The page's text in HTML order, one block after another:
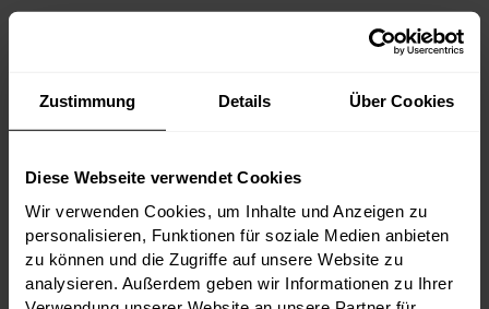
Zustimmung Details Über Cookies
Diese Webseite verwendet Cookies
Wir verwenden Cookies, um Inhalte und Anzeigen zu
personalisieren, Funktionen für soziale Medien anbieten
zu können und die Zugriffe auf unsere Website zu
analysieren. Außerdem geben wir Informationen zu Ihrer
eingetroffen und die Bewertungen sind
der ganz großen Jahrgänge der Weine wird.
sondern auch am Markt wird der Jahrgang
10% über unserem Allokationsangebot
gehandelt. Es heißt also schnell sein um
sich etwas für den eigenen Keller zu